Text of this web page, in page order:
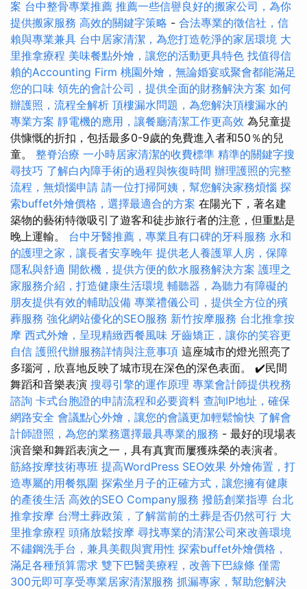
案 台中整骨專業推薦 推薦一些信譽良好的搬家公司，為你
提供搬家服務 高效的關鍵字策略 - 合法專業的徵信社，信
賴與專業兼具 台中居家清潔，為您打造乾淨的家居環境 大
里推拿療程 美味餐點外燴，讓您的活動更具特色 找值得信
賴的Accounting Firm 桃園外燴，無論婚宴或聚會都能滿足
您的口味 領先的會計公司，提供全面的財務解決方案 如何
辦護照，流程全解析 頂樓漏水問題，為您解決頂樓漏水的
專業方案 靜電機的應用，讓餐廳清潔工作更高效 為兒童提
供慷慨的折扣，包括最多0-9歲的免費進入者和50％的兒
童。 整脊治療 一小時居家清潔的收費標準 精準的關鍵字搜
尋技巧 了解白內障手術的過程與恢復時間 辦理護照的完整
流程，無煩惱申請 請一位打掃阿姨，幫您解決家務煩惱 探
索buffet外燴價格，選擇最適合的方案 在陽光下，著名建
築物的藝術特徵吸引了遊客和徒步旅行者的注意，但重點是
晚上運輸。 台中牙醫推薦，專業且有口碑的牙科服務 永和
的護理之家，讓長者安享晚年 提供老人養護單人房，保障
隱私與舒適 開飲機，提供方便的飲水服務解決方案 護理之
家服務介紹，打造健康生活環境 輔聽器，為聽力有障礙的
朋友提供有效的輔助設備 專業禮儀公司，提供全方位的殯
葬服務 強化網站優化的SEO服務 新竹按摩服務 台北推拿按
摩 西式外燴，呈現精緻西餐風味 牙齒矯正，讓你的笑容更
自信 護照代辦服務詳情與注意事項 這座城市的燈光照亮了
多瑙河，欣喜地反映了城市現在深色的深色表面。 ✔️民間
舞蹈和音樂表演 搜尋引擎的運作原理 專業會計師提供稅務
諮詢 卡式台胞證的申請流程和必要資料 查詢IP地址，確保
網路安全 會議點心外燴，讓您的會議更加輕鬆愉快 了解會
計師證照，為您的業務選擇最具專業的服務 - 最好的現場表
演音樂和舞蹈表演之一，具有真實而屢獲殊榮的表演者。
筋絡按摩技術專班 提高WordPress SEO效果 外燴佈置，打
造專屬的用餐氛圍 探索坐月子的正確方式，讓您擁有健康
的產後生活 高效的SEO Company服務 撥筋創業指導 台北
推拿按摩 台灣土葬政策，了解當前的土葬是否仍然可行 大
里推拿療程 頭痛放鬆按摩 尋找專業的清潔公司來改善環境
不鏽鋼洗手台，兼具美觀與實用性 探索buffet外燴價格，
滿足各種預算需求 雙下巴醫美療程，改善下巴線條 僅需
300元即可享受專業居家清潔服務 抓漏專家，幫助您解決